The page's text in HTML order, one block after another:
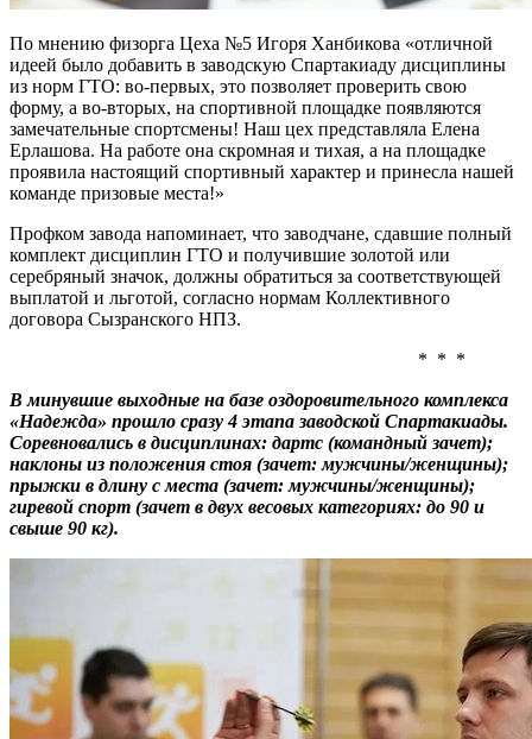
По мнению физорга Цеха №5 Игоря Ханбикова «отличной
идеей было добавить в заводскую Спартакиаду дисциплины
из норм ГТО: во-первых, это позволяет проверить свою
форму, а во-вторых, на спортивной площадке появляются
замечательные спортсмены! Наш цех представляла Елена
Ерлашова. На работе она скромная и тихая, а на площадке
проявила настоящий спортивный характер и принесла нашей
команде призовые места!»
Профком завода напоминает, что заводчане, сдавшие полный
комплект дисциплин ГТО и получившие золотой или
серебряный значок, должны обратиться за соответствующей
выплатой и льготой, согласно нормам Коллективного
договора Сызранского НПЗ.
* * *
В минувшие выходные на базе оздоровительного комплекса
«Надежда» прошло сразу 4 этапа заводской Спартакиады.
Соревновались в дисциплинах: дартс (командный зачет);
наклоны из положения стоя (зачет: мужчины/женщины);
прыжки в длину с места (зачет: мужчины/женщины);
гиревой спорт (зачет в двух весовых категориях: до 90 и
свыше 90 кг).